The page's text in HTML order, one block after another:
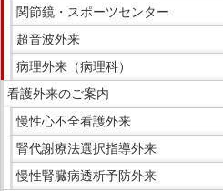
関節鏡・スポーツセンター
超音波外来
病理外来（病理科）
看護外来のご案内
慢性心不全看護外来
腎代謝療法選択指導外来
慢性腎臓病透析予防外来